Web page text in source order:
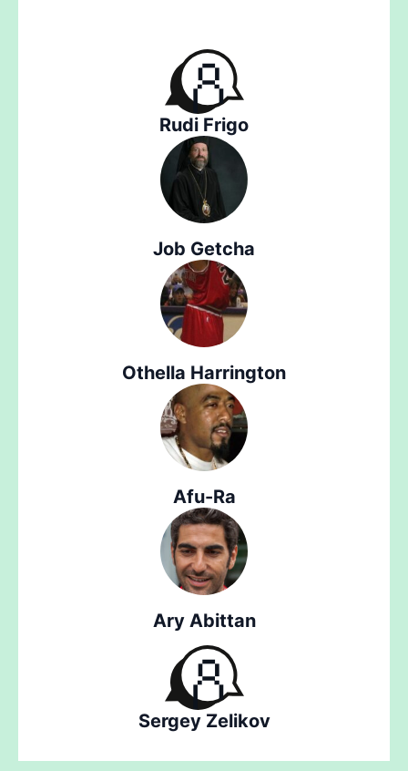
Rudi Frigo
Job Getcha
Othella Harrington
Afu-Ra
Ary Abittan
Sergey Zelikov